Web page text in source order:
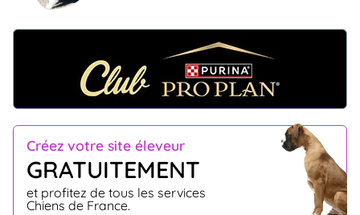
Créez votre site éleveur
GRATUITEMENT
et profitez de tous les services
Chiens de France.